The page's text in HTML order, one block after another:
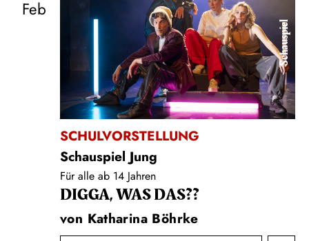
Feb
Schauspiel
SCHULVORSTELLUNG
Schauspiel Jung
Für alle ab 14 Jahren
DIGGA, WAS DAS??
von Katharina Böhrke